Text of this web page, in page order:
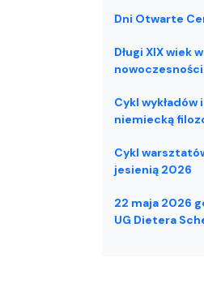
Dni Otwarte
Długi XIX wiek
nowoczesności
Cykl
niemiecką
Cykl
jesienią 2026
22 maja 2026
UG Dietera